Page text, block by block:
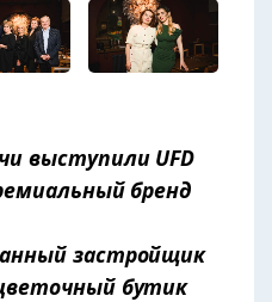
выступили UFD
бренд
застройщик
бутик